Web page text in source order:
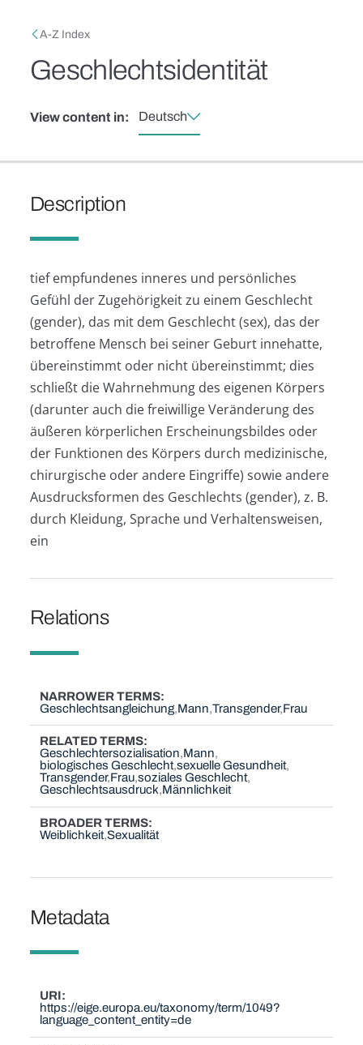
Breadcrumb
A-Z Index
Geschlechtsidentität
View content in: Deutsch
Description
tief empfundenes inneres und persönliches
Gefühl der Zugehörigkeit zu einem Geschlecht
(gender), das mit dem Geschlecht (sex), das der
betroffene Mensch bei seiner Geburt innehatte,
übereinstimmt oder nicht übereinstimmt; dies
schließt die Wahrnehmung des eigenen Körpers
(darunter auch die freiwillige Veränderung des
äußeren körperlichen Erscheinungsbildes oder
der Funktionen des Körpers durch medizinische,
chirurgische oder andere Eingriffe) sowie andere
Ausdrucksformen des Geschlechts (gender), z. B.
durch Kleidung, Sprache und Verhaltensweisen,
ein
Relations
NARROWER TERMS
Geschlechtsangleichung Mann Transgender Frau
RELATED TERMS
Geschlechtersozialisation Mann
biologisches Geschlecht sexuelle Gesundheit
Transgender Frau soziales Geschlecht
Geschlechtsausdruck Männlichkeit
BROADER TERMS
Weiblichkeit Sexualität
Metadata
URI
https://eige.europa.eu/taxonomy/term/1049?
language_content_entity=de